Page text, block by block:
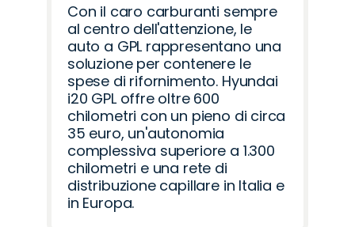
Con il caro carburanti sempre
al centro dell'attenzione, le
auto a GPL rappresentano una
soluzione per contenere le
spese di rifornimento. Hyundai
i20 GPL offre oltre 600
chilometri con un pieno di circa
35 euro, un'autonomia
complessiva superiore a 1.300
chilometri e una rete di
distribuzione capillare in Italia e
in Europa.